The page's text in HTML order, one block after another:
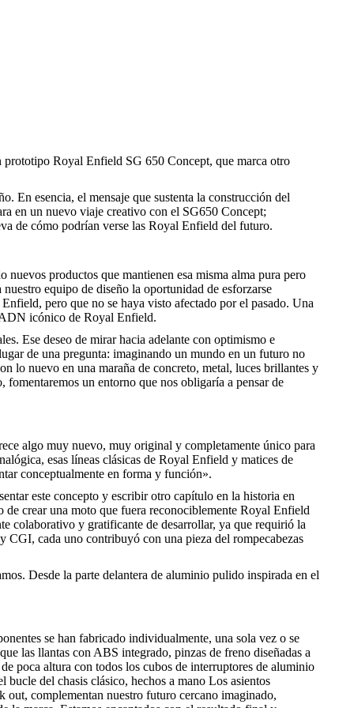
Royal Enfield SG 650 Concept, que marca otro
En esencia, el mensaje que sustenta la construcción del
en un nuevo viaje creativo con el SG650 Concept;
de cómo podrían verse las Royal Enfield del futuro.
productos que mantienen esa misma alma pura pero
equipo de diseño la oportunidad de esforzarse
pero que no se haya visto afectado por el pasado. Una
ADN icónico de Royal Enfield.
Ese deseo de mirar hacia adelante con optimismo e
de una pregunta: imaginando un mundo en un futuro no
lo nuevo en una maraña de concreto, metal, luces brillantes y
un entorno que nos obligaría a pensar de
algo muy nuevo, muy original y completamente único para
esas líneas clásicas de Royal Enfield y matices de
conceptualmente en forma y función».
este concepto y escribir otro capítulo en la historia en
crear una moto que fuera reconociblemente Royal Enfield
colaborativo y gratificante de desarrollar, ya que requirió la
CGI, cada uno contribuyó con una pieza del rompecabezas
Desde la parte delantera de aluminio pulido inspirada en el
se han fabricado individualmente, una sola vez o se
las llantas con ABS integrado, pinzas de freno diseñadas a
poca altura con todos los cubos de interruptores de aluminio
bucle del chasis clásico, hechos a mano Los asientos
out, complementan nuestro futuro cercano imaginado,